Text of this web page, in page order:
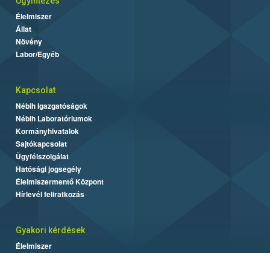
Élelmiszer
Állat
Növény
Labor/Egyéb
Kapcsolat
Nébih Igazgatóságok
Nébih Laboratóriumok
Kormányhivatalok
Sajtókapcsolat
Ügyfélszolgálat
Hatósági jogsegély
Élelmiszermentő Központ
Hírlevél feliratkozás
Gyakori kérdések
Élelmiszer